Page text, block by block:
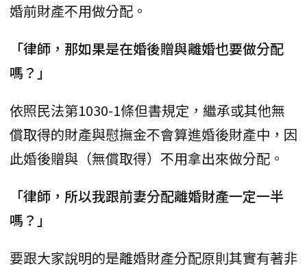
婚前財產不用做分配。
「律師，那如果是在婚後贈與離婚也要做分配
嗎？」
依照民法第1030-1條但書規定，繼承或其他無
償取得的財產與慰撫金不會算進婚後財產中，因
此婚後贈與（無償取得）不用拿出來做分配。
「律師，所以我跟前妻分配離婚財產一定一半
嗎？」
要跟大家說明的是離婚財產分配原則其實有著非